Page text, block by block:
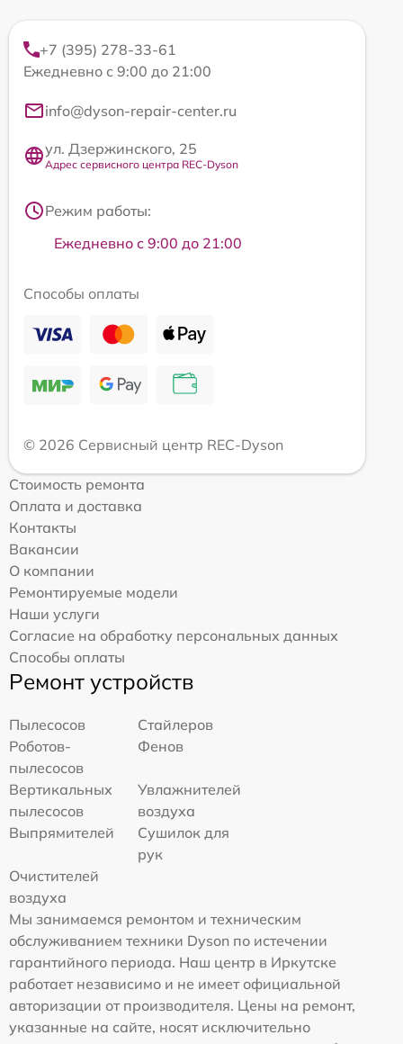
+7 (395) 278-33-61
Ежедневно с 9:00 до 21:00
info@dyson-repair-center.ru
ул. Дзержинского, 25
Адрес сервисного центра REC-Dyson
Режим работы:
Ежедневно с 9:00 до 21:00
Способы оплаты
© 2026 Сервисный центр REC-Dyson
Стоимость ремонта
Оплата и доставка
Контакты
Вакансии
О компании
Ремонтируемые модели
Наши услуги
Согласие на обработку персональных данных
Способы оплаты
Ремонт устройств
Пылесосов
Стайлеров
Роботов-
пылесосов
Фенов
Вертикальных
пылесосов
Увлажнителей
воздуха
Выпрямителей
Сушилок для
рук
Очистителей
воздуха
Мы занимаемся ремонтом и техническим
обслуживанием техники Dyson по истечении
гарантийного периода. Наш центр в Иркутске
работает независимо и не имеет официальной
авторизации от производителя. Цены на ремонт,
указанные на сайте, носят исключительно